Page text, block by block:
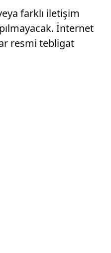
farklı iletişim
İnternet
resmi tebligat